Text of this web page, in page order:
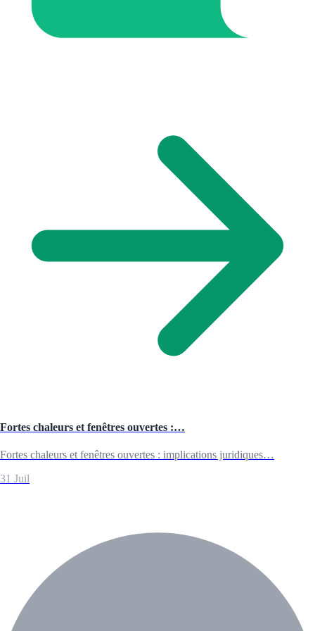
Fortes chaleurs et fenêtres ouvertes :…
Fortes chaleurs et fenêtres ouvertes : implications juridiques…
31 Juil